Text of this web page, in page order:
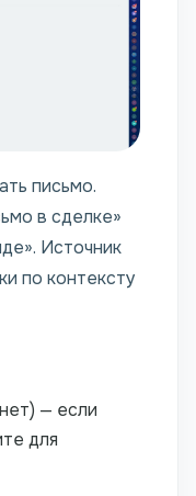
письмо.
в сделке»
Источник
по контексту
— если
для